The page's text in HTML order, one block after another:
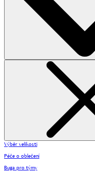
Výběr velikosti
Péče o oblečení
Buga pro týmy